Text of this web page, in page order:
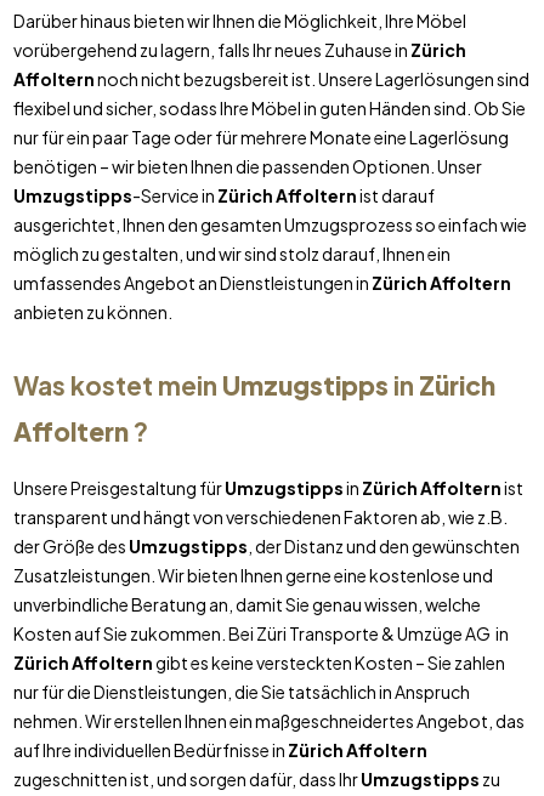
Darüber hinaus bieten wir Ihnen die Möglichkeit, Ihre Möbel
vorübergehend zu lagern, falls Ihr neues Zuhause in Zürich
Affolternnoch nicht bezugsbereit ist. Unsere Lagerlösungen sind
flexibel und sicher, sodass Ihre Möbel in guten Händen sind. Ob Sie
nur für ein paar Tage oder für mehrere Monate eine Lagerlösung
benötigen – wir bieten Ihnen die passenden Optionen. Unser
Umzugstipps-Service in Zürich Affolternist darauf
ausgerichtet, Ihnen den gesamten Umzugsprozess so einfach wie
möglich zu gestalten, und wir sind stolz darauf, Ihnen ein
umfassendes Angebot an Dienstleistungen in Zürich Affoltern
anbieten zu können.
Was kostet mein Umzugstipps in Zürich
Affoltern?
Unsere Preisgestaltung fürUmzugstippsin Zürich Affolternist
transparent und hängt von verschiedenen Faktoren ab, wie z.B.
der Größe des Umzugstipps , der Distanz und den gewünschten
Zusatzleistungen. Wir bieten Ihnen gerne eine kostenlose und
unverbindliche Beratung an, damit Sie genau wissen, welche
Kosten auf Sie zukommen. Bei Züri Transporte & Umzüge AG in
Zürich Affolterngibt es keine versteckten Kosten – Sie zahlen
nur für die Dienstleistungen, die Sie tatsächlich in Anspruch
nehmen. Wir erstellen Ihnen ein maßgeschneidertes Angebot, das
auf Ihre individuellen Bedürfnisse in Zürich Affoltern
zugeschnitten ist, und sorgen dafür, dass IhrUmzugstipps zu